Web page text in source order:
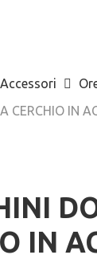
CERCHIO IN
IN